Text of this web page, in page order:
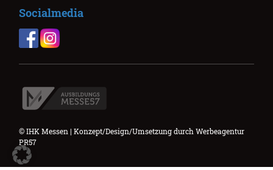
Socialmedia
© IHK Messen | Konzept/Design/Umsetzung durchWerbeagentur
PR57